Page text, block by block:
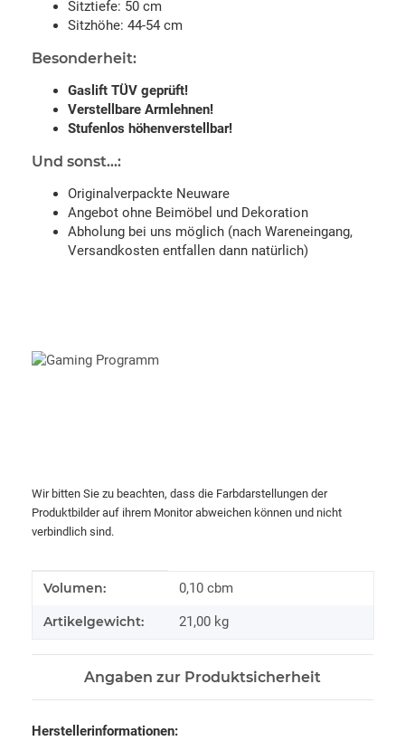
Sitztiefe: 50 cm
Sitzhöhe: 44-54 cm
Besonderheit:
Gaslift TÜV geprüft!
Verstellbare Armlehnen!
Stufenlos höhenverstellbar!
Und sonst...:
Originalverpackte Neuware
Angebot ohne Beimöbel und Dekoration
Abholung bei uns möglich (nach Wareneingang,
Versandkosten entfallen dann natürlich)
Wir bitten Sie zu beachten, dass die Farbdarstellungen der
Produktbilder auf ihrem Monitor abweichen können und nicht
verbindlich sind.
Produkteigenschaft
Wert
Volumen: 0,10 cbm
Artikelgewicht: 21,00 kg
Angaben zur Produktsicherheit
Herstellerinformationen: